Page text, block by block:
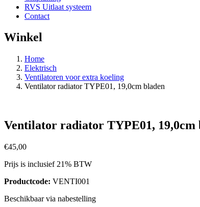
RVS Uitlaat systeem
Contact
Winkel
Home
Elektrisch
Ventilatoren voor extra koeling
Ventilator radiator TYPE01, 19,0cm bladen
Ventilator radiator TYPE01, 19,0cm
€45,00
Prijs is inclusief 21% BTW
Productcode: VENTI001
Beschikbaar via nabestelling